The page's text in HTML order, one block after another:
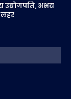
उद्योगपति, अभय